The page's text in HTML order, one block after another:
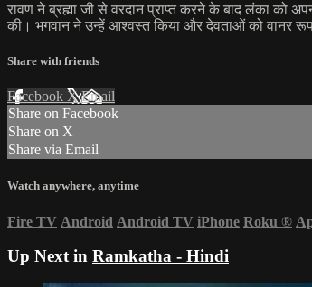
रावण ने ब्रह्मा जी से वरदान प्राप्त करने के बाद लंका को
की। भगवान ने उन्हें आश्वस्त किया और देवताओं को वानर रूप
Share with friends
Facebook XEmail
Share on Facebook
Share on X
Share via Email
Watch anywhere, anytime
Fire TV Android Android TV iPhone Roku ®
Up Next in Ramkatha - Hindi